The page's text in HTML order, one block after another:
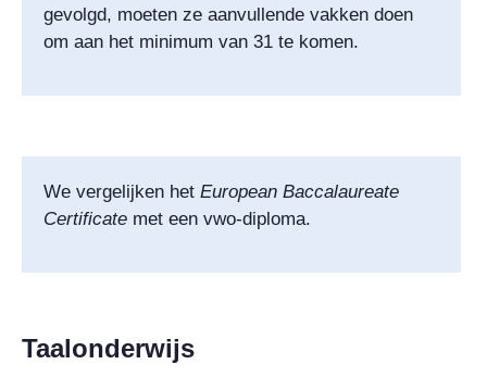
gevolgd, moeten ze aanvullende vakken doen
om aan het minimum van 31 te komen.
We vergelijken het European Baccalaureate
Certificate met een vwo-diploma.
Taalonderwijs